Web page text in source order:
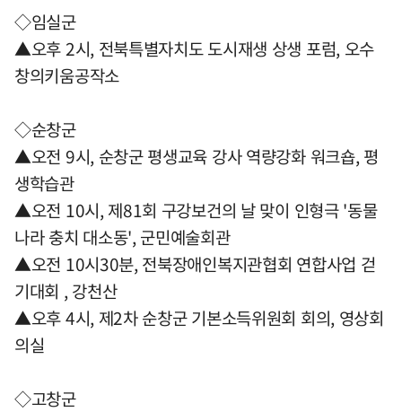
◇임실군
▲오후 2시, 전북특별자치도 도시재생 상생 포럼, 오수
창의키움공작소
◇순창군
▲오전 9시, 순창군 평생교육 강사 역량강화 워크숍, 평
생학습관
▲오전 10시, 제81회 구강보건의 날 맞이 인형극 '동물
나라 충치 대소동', 군민예술회관
▲오전 10시30분, 전북장애인복지관협회 연합사업 걷
기대회 , 강천산
▲오후 4시, 제2차 순창군 기본소득위원회 회의, 영상회
의실
◇고창군